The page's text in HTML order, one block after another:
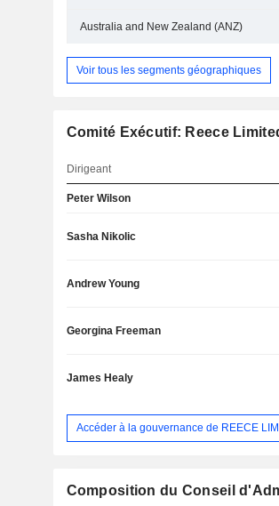
Australia and New Zealand (ANZ)
Voir tous les segments géographiques
Comité Exécutif: Reece
Dirigeant
Peter Wilson
Sasha Nikolic
Andrew Young
Georgina Freeman
James Healy
Accéder à la gouvernance de REECE
Composition du Conseil